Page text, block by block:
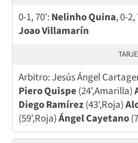
0-1, 70': Nelinho Quina, 0-2,
Joao Villamarín
Arbitro: Jesús Ángel
Piero Quispe(24',Amarilla)
Diego Ramírez(43',Roja)
(59',Roja)Ángel Cayetano